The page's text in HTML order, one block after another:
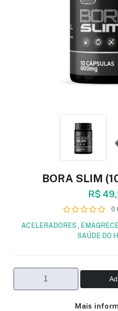
BORA SLIM
R$
0
ACELERADORES
SAÚDE DO
Mais